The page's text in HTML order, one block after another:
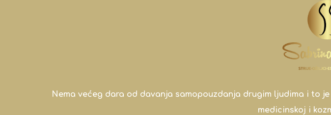
Nema većeg dara od davanja samopouzdanja drugim ljudima i to
medicinskoj i